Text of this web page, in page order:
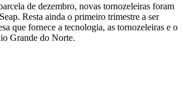
de dezembro, novas tornozeleiras foram
Resta ainda o primeiro trimestre a ser
que fornece a tecnologia, as tornozeleiras e o
Grande do Norte.